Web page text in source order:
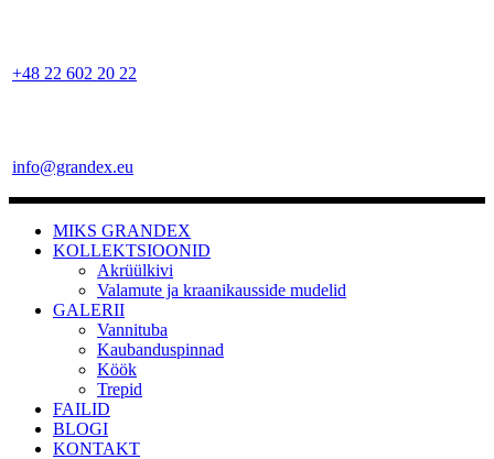
+48 22 602 20 22
info@grandex.eu
MIKS GRANDEX
KOLLEKTSIOONID
Akrüülkivi
Valamute ja kraanikausside mudelid
GALERII
Vannituba
Kaubanduspinnad
Köök
Trepid
FAILID
BLOGI
KONTAKT